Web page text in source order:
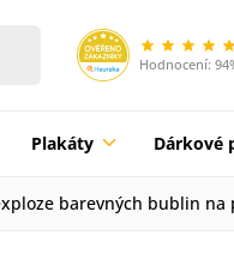
Hodnocení:
Plakáty Dárkové
barevných bublin na